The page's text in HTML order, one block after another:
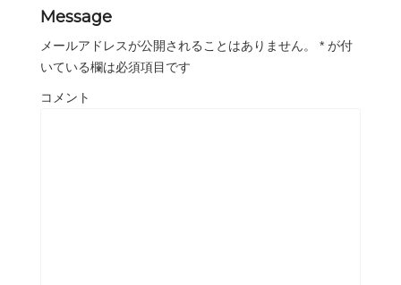
Message
メールアドレスが公開されることはありません。 * が付
いている欄は必須項目です
コメント